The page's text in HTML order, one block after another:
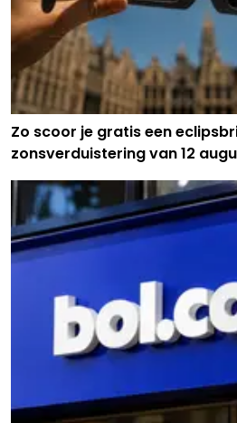
Zo scoor je gratis een
zonsverduistering van 12